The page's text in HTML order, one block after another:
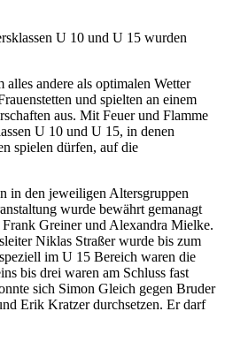
U 10 und U 15 wurden
andere als optimalen Wetter
und spielten an einem
aus. Mit Feuer und Flamme
U 10 und U 15, in denen
spielen dürfen, auf die
in den jeweiligen Altersgruppen
wurde bewährt gemanagt
Greiner und Alexandra Mielke.
Niklas Straßer wurde bis zum
im U 15 Bereich waren die
bis drei waren am Schluss fast
sich Simon Gleich gegen Bruder
Erik Kratzer durchsetzen. Er darf